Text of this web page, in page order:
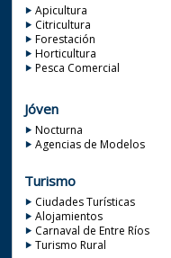
Apicultura
Citricultura
Forestación
Horticultura
Pesca Comercial
Jóven
Nocturna
Agencias de Modelos
Turismo
Ciudades Turísticas
Alojamientos
Carnaval de Entre Ríos
Turismo Rural